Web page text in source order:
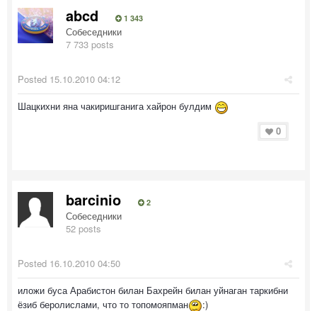
abcd 1 343
Собеседники
7 733 posts
Posted 15.10.2010 04:12
Шацкихни яна чакиришганига хайрон булдим
0
barcinio 2
Собеседники
52 posts
Posted 16.10.2010 04:50
иложи буса Арабистон билан Бахрейн билан уйнаган таркибни
ёзиб беролислами, что то топомояпман
:)